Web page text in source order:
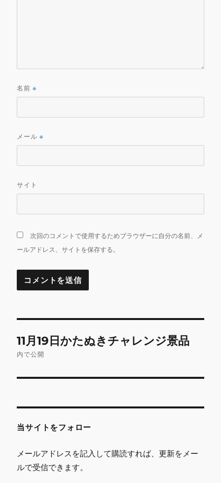
名前※
メール※
サイト
次回のコメントで使用するためブラウザーに自分の名前、メ
ールアドレス、サイトを保存する。
稿
ゲ
ー
シ
ョ
11月19日かたぬきチャレンジ景品
内で公開
当サイトをフォロー
メールアドレスを記入して購読すれば、更新をメー
ルで受信できます。